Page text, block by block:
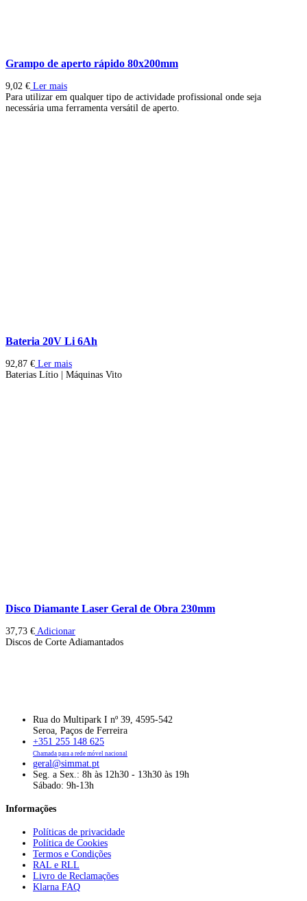
Grampo de aperto rápido 80x200mm
9,02 € Ler mais
Para utilizar em qualquer tipo de actividade profissional onde seja
necessária uma ferramenta versátil de aperto.
Bateria 20V Li 6Ah
92,87 € Ler mais
Baterias Lítio | Máquinas Vito
Disco Diamante Laser Geral de Obra 230mm
37,73 € Adicionar
Discos de Corte Adiamantados
Rua do Multipark I nº 39, 4595-542
Seroa, Paços de Ferreira
+351 255 148 625
Chamada para a rede móvel nacional
geral@simmat.pt
Seg. a Sex.: 8h às 12h30 - 13h30 às 19h
Sábado: 9h-13h
Informações
Políticas de privacidade
Política de Cookies
Termos e Condições
RAL e RLL
Livro de Reclamações
Klarna FAQ